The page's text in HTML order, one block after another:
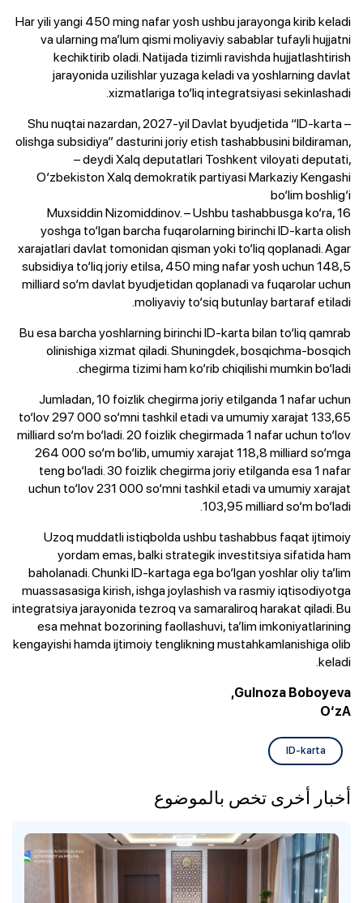
Har yili yangi 450 ming nafar yosh ushbu jarayonga kirib keladi
va ularning ma’lum qismi moliyaviy sabablar tufayli hujjatni
kechiktirib oladi. Natijada tizimli ravishda hujjatlashtirish
jarayonida uzilishlar yuzaga keladi va yoshlarning davlat
xizmatlariga to‘liq integratsiyasi sekinlashadi.
– Shu nuqtai nazardan, 2027-yil Davlat byudjetida “ID-karta
olishga subsidiya” dasturini joriy etish tashabbusini bildiraman,
– deydi Xalq deputatlari Toshkent viloyati deputati,
O‘zbekiston Xalq demokratik partiyasi Markaziy Kengashi
bo‘lim boshlig‘i
Muxsiddin Nizomiddinov. – Ushbu tashabbusga ko‘ra, 16
yoshga to‘lgan barcha fuqarolarning birinchi ID-karta olish
xarajatlari davlat tomonidan qisman yoki to‘liq qoplanadi. Agar
subsidiya to‘liq joriy etilsa, 450 ming nafar yosh uchun 148,5
milliard so‘m davlat byudjetidan qoplanadi va fuqarolar uchun
moliyaviy to‘siq butunlay bartaraf etiladi.
Bu esa barcha yoshlarning birinchi ID-karta bilan to‘liq qamrab
olinishiga xizmat qiladi. Shuningdek, bosqichma-bosqich
chegirma tizimi ham ko‘rib chiqilishi mumkin bo‘ladi.
Jumladan, 10 foizlik chegirma joriy etilganda 1 nafar uchun
to‘lov 297 000 so‘mni tashkil etadi va umumiy xarajat 133,65
milliard so‘m bo‘ladi. 20 foizlik chegirmada 1 nafar uchun to‘lov
264 000 so‘m bo‘lib, umumiy xarajat 118,8 milliard so‘mga
teng bo‘ladi. 30 foizlik chegirma joriy etilganda esa 1 nafar
uchun to‘lov 231 000 so‘mni tashkil etadi va umumiy xarajat
103,95 milliard so‘m bo‘ladi.
Uzoq muddatli istiqbolda ushbu tashabbus faqat ijtimoiy
yordam emas, balki strategik investitsiya sifatida ham
baholanadi. Chunki ID-kartaga ega bo‘lgan yoshlar oliy ta’lim
muassasasiga kirish, ishga joylashish va rasmiy iqtisodiyotga
integratsiya jarayonida tezroq va samaraliroq harakat qiladi. Bu
esa mehnat bozorining faollashuvi, ta’lim imkoniyatlarining
kengayishi hamda ijtimoiy tenglikning mustahkamlanishiga olib
keladi.
Gulnoza Boboyeva,
O‘zA
ID-karta
أخبار أخرى تخص بالموضوع